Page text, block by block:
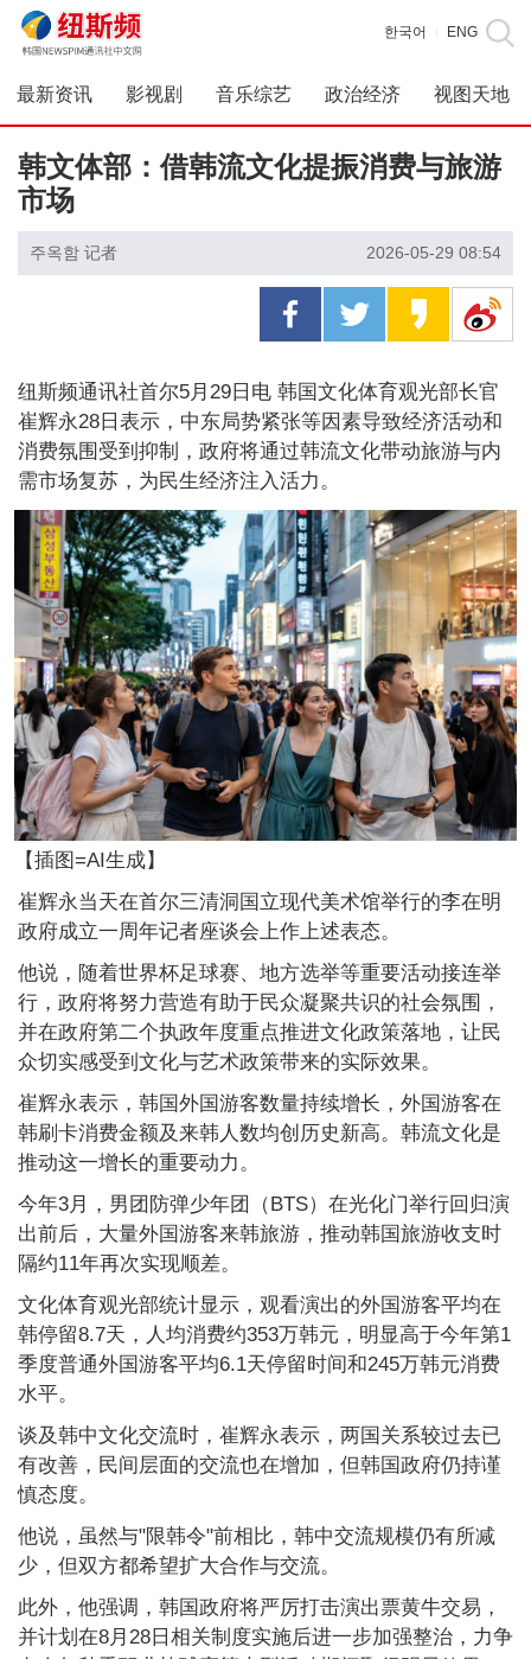
한국어 ENG
最新资讯 影视剧 音乐综艺 政治经济 视图天地
韩文体部：借韩流文化提振消费与旅游
市场
주옥함 记者 2026-05-29 08:54
纽斯频通讯社首尔5月29日电 韩国文化体育观光部长官
崔辉永28日表示，中东局势紧张等因素导致经济活动和
消费氛围受到抑制，政府将通过韩流文化带动旅游与内
需市场复苏，为民生经济注入活力。
【插图=AI生成】
崔辉永当天在首尔三清洞国立现代美术馆举行的李在明
政府成立一周年记者座谈会上作上述表态。
他说，随着世界杯足球赛、地方选举等重要活动接连举
行，政府将努力营造有助于民众凝聚共识的社会氛围，
并在政府第二个执政年度重点推进文化政策落地，让民
众切实感受到文化与艺术政策带来的实际效果。
崔辉永表示，韩国外国游客数量持续增长，外国游客在
韩刷卡消费金额及来韩人数均创历史新高。韩流文化是
推动这一增长的重要动力。
今年3月，男团防弹少年团（BTS）在光化门举行回归演
出前后，大量外国游客来韩旅游，推动韩国旅游收支时
隔约11年再次实现顺差。
文化体育观光部统计显示，观看演出的外国游客平均在
韩停留8.7天，人均消费约353万韩元，明显高于今年第1
季度普通外国游客平均6.1天停留时间和245万韩元消费
水平。
谈及韩中文化交流时，崔辉永表示，两国关系较过去已
有改善，民间层面的交流也在增加，但韩国政府仍持谨
慎态度。
他说，虽然与"限韩令"前相比，韩中交流规模仍有所减
少，但双方都希望扩大合作与交流。
此外，他强调，韩国政府将严厉打击演出票黄牛交易，
并计划在8月28日相关制度实施后进一步加强整治，力争